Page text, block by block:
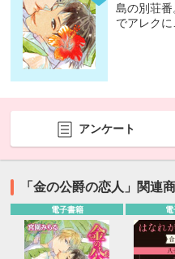
島の別荘
でアレク
アンケート
「金の公爵の恋人」関連
電子書籍